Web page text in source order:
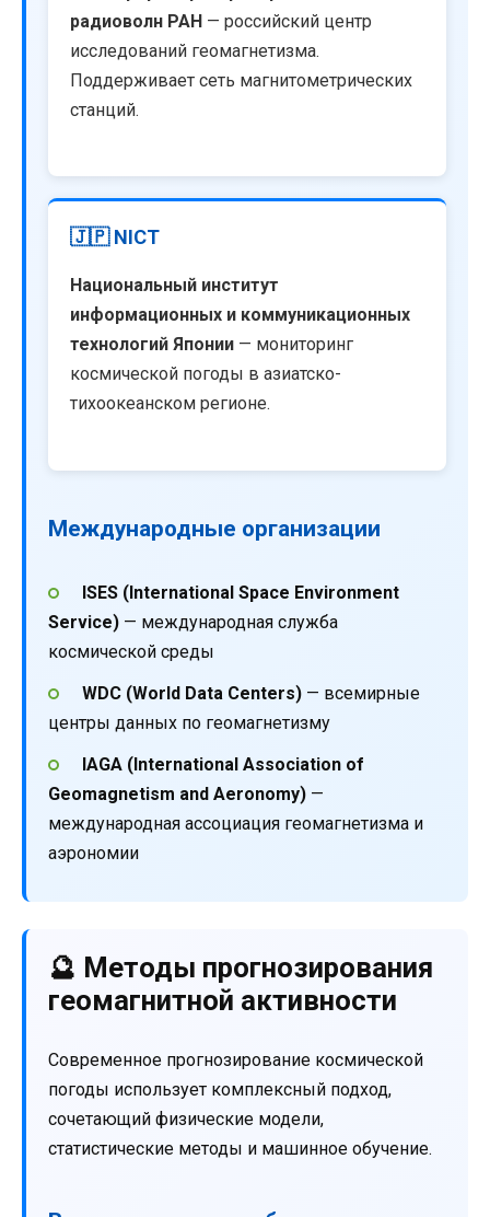
радиоволн РАН — российский центр
исследований геомагнетизма.
Поддерживает сеть магнитометрических
станций.
🇯🇵 NICT
Национальный институт
информационных и коммуникационных
технологий Японии — мониторинг
космической погоды в азиатско-
тихоокеанском регионе.
Международные организации
ISES (International Space Environment
Service) — международная служба
космической среды
WDC (World Data Centers)— всемирные
центры данных по геомагнетизму
IAGA (International Association of
Geomagnetism and Aeronomy) —
международная ассоциация геомагнетизма и
аэрономии
🔮 Методы прогнозирования
геомагнитной активности
Современное прогнозирование космической
погоды использует комплексный подход,
сочетающий физические модели,
статистические методы и машинное обучение.